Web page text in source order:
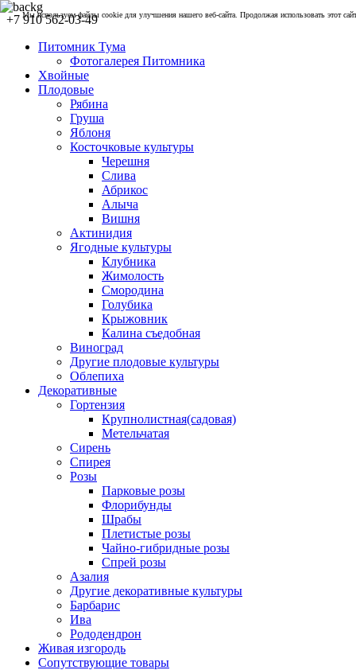
+7 910 562-03-49
Питомник Тума
Фотогалерея Питомника
Хвойные
Плодовые
Рябина
Груша
Яблоня
Косточковые культуры
Черешня
Слива
Абрикос
Алыча
Вишня
Актинидия
Ягодные культуры
Клубника
Жимолость
Смородина
Голубика
Крыжовник
Калина съедобная
Виноград
Другие плодовые культуры
Облепиха
Декоративные
Гортензия
Крупнолистная(садовая)
Метельчатая
Сирень
Спирея
Розы
Парковые розы
Флорибунды
Шрабы
Плетистые розы
Чайно-гибридные розы
Спрей розы
Азалия
Другие декоративные культуры
Барбарис
Ива
Рододендрон
Живая изгородь
Сопутствующие товары
Мы используем файлы cookie для улучшения нашего веб-сайта. Продолжая использовать этот